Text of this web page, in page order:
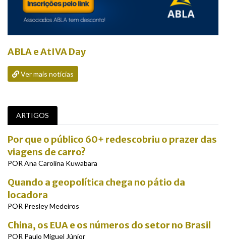
ABLA e AtIVA Day
Ver mais notícias
ARTIGOS
Por que o público 60+ redescobriu o prazer das
viagens de carro?
POR Ana Carolina Kuwabara
Quando a geopolítica chega no pátio da
locadora
POR Presley Medeiros
China, os EUA e os números do setor no Brasil
POR Paulo Miguel Júnior